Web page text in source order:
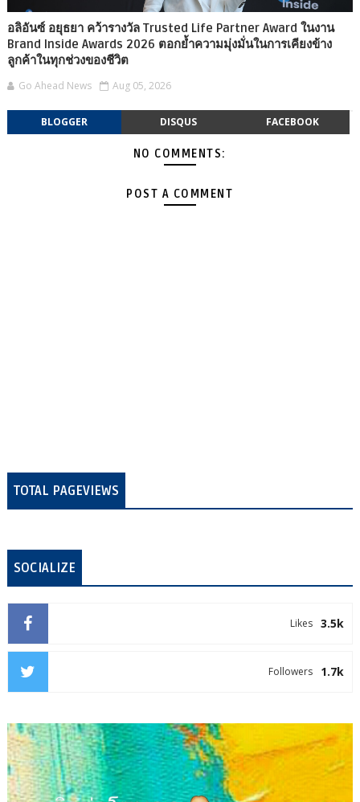
อลิอันซ์ อยุธยา คว้ารางวัล Trusted Life Partner Award ในงาน
Brand Inside Awards 2026 ตอกย้ำความมุ่งมั่นในการเคียงข้าง
ลูกค้าในทุกช่วงของชีวิต
Go Ahead News Aug 05, 2026
BLOGGER DISQUS FACEBOOK
NO COMMENTS:
POST A COMMENT
TOTAL PAGEVIEWS
SOCIALIZE
3.5k
Likes
1.7k
Followers